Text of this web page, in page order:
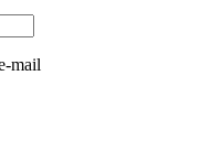
mail